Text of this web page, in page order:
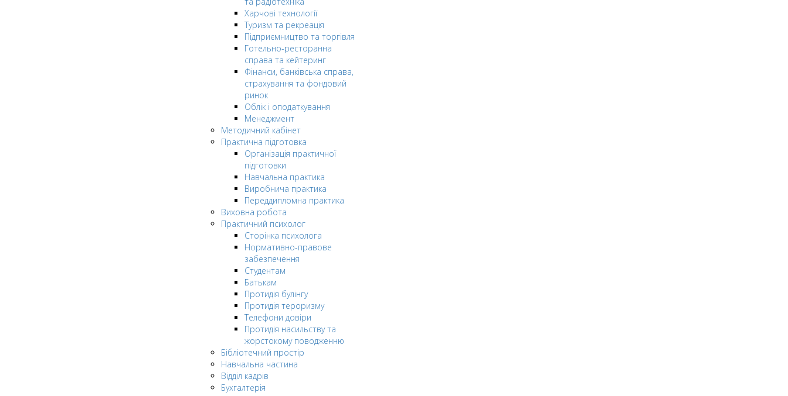
Харчові технології
Туризм та рекреація
Підприємництво та торгівля
Готельно-ресторанна
справа та кейтеринг
Фінанси, банківська справа,
страхування та фондовий
ринок
Облік і оподаткування
Менеджмент
Методичний кабінет
Практична підготовка
Організація практичної
підготовки
Навчальна практика
Виробнича практика
Переддипломна практика
Виховна робота
Практичний психолог
Сторінка психолога
Нормативно-правове
забезпечення
Студентам
Батькам
Протидія булінгу
Протидія тероризму
Телефони довіри
Протидія насильству та
жорстокому поводженню
Бібліотечний простір
Навчальна частина
Відділ кадрів
Бухгалтерія